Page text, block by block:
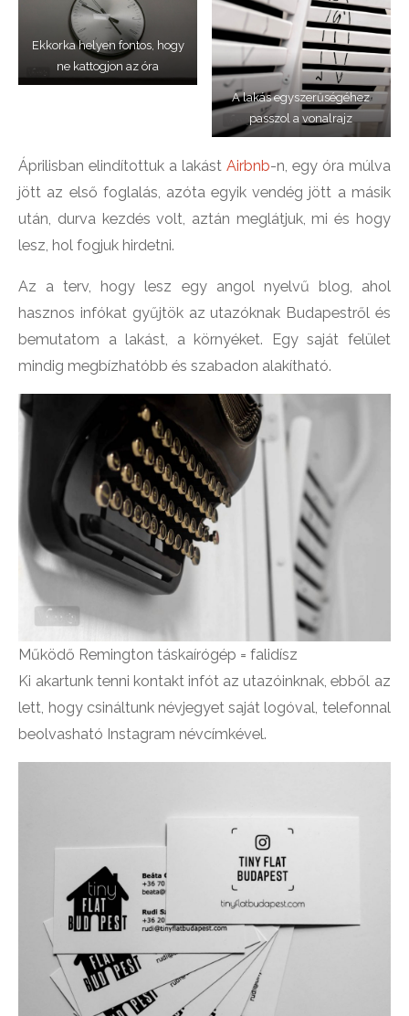
Ekkorka helyen fontos, hogy
ne kattogjon az óra
A lakás egyszerűségéhez
passzol a vonalrajz
Áprilisban elindítottuk a lakást Airbnb-n, egy óra múlva
jött az első foglalás, azóta egyik vendég jött a másik
után, durva kezdés volt, aztán meglátjuk, mi és hogy
lesz, hol fogjuk hirdetni.
Az a terv, hogy lesz egy angol nyelvű blog, ahol
hasznos infókat gyűjtök az utazóknak Budapestről és
bemutatom a lakást, a környéket. Egy saját felület
mindig megbízhatóbb és szabadon alakítható.
Működő Remington táskaírógép = falidísz
Ki akartunk tenni kontakt infót az utazóinknak, ebből az
lett, hogy csináltunk névjegyet saját logóval, telefonnal
beolvasható Instagram névcímkével.